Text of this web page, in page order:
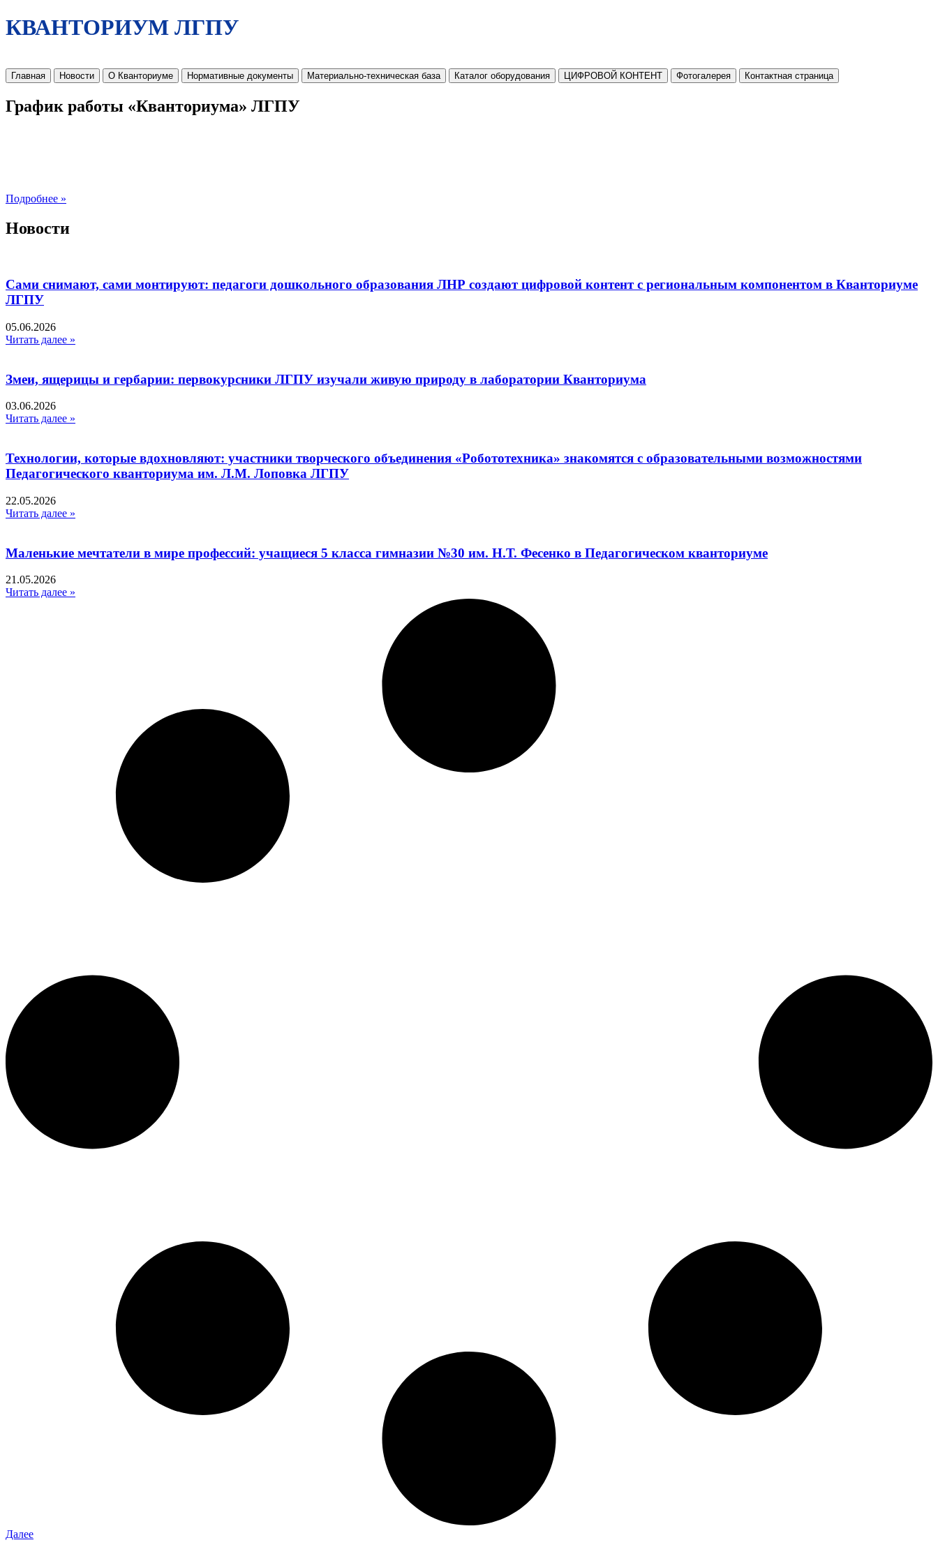
КВАНТОРИУМ ЛГПУ
Главная Новости О Кванториуме Нормативные документы Материально-техническая база Каталог оборудования ЦИФРОВОЙ КОНТЕНТ Фотогалерея Контактная страница
График работы «Кванториума» ЛГПУ
Подробнее »
Новости
Сами снимают, сами монтируют: педагоги дошкольного образования ЛНР создают цифровой контент с региональным компонентом в Кванториуме
ЛГПУ​
05.06.2026
Читать далее »
Змеи, ящерицы и гербарии: первокурсники ЛГПУ изучали живую природу в лаборатории Кванториума
03.06.2026
Читать далее »
Технологии, которые вдохновляют: участники творческого объединения «Робототехника» знакомятся с образовательными возможностями
Педагогического кванториума им. Л.М. Лоповка ЛГПУ
22.05.2026
Читать далее »
Маленькие мечтатели в мире профессий: учащиеся 5 класса гимназии №30 им. Н.Т. Фесенко в Педагогическом кванториуме
21.05.2026
Читать далее »
Далее